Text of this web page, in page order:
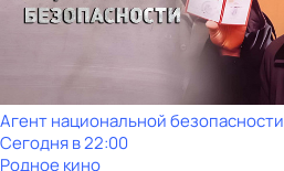
Агент национальной безопасности
Сегодня в 22:00
Родное кино